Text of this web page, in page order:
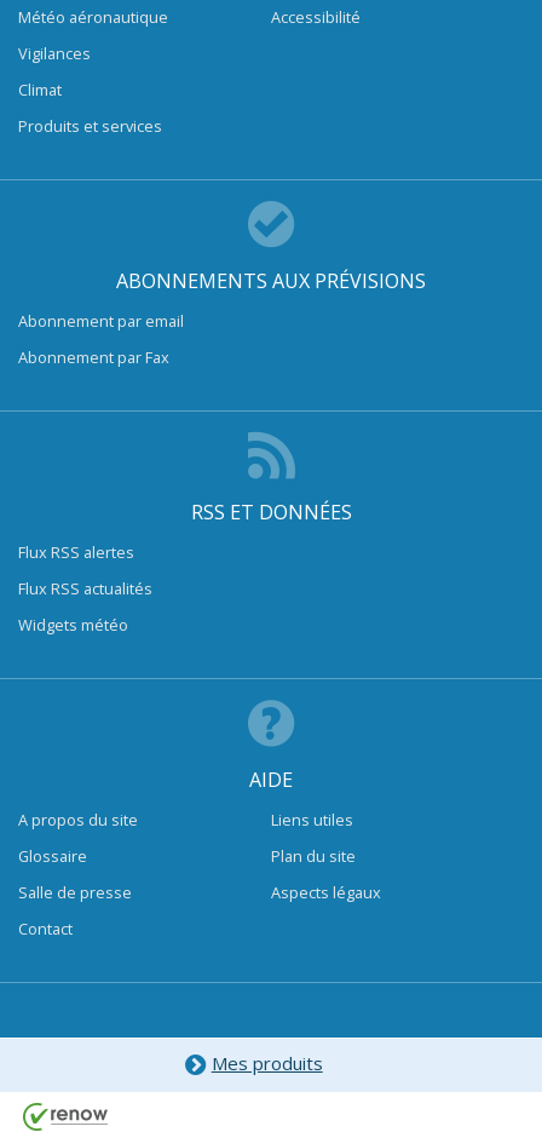
Météo aéronautique
Vigilances
Climat
Produits et services
Accessibilité
ABONNEMENTS AUX PRÉVISIONS
Abonnement par email
Abonnement par Fax
RSS ET DONNÉES
Flux RSS alertes
Flux RSS actualités
Widgets météo
AIDE
A propos du site
Glossaire
Salle de presse
Contact
Liens utiles
Plan du site
Aspects légaux
Mes produits